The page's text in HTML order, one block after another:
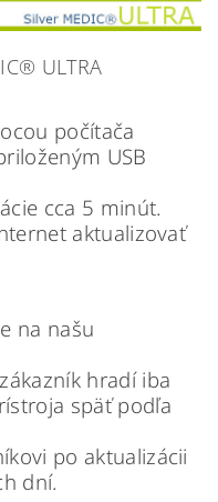
ULTRA
počítača
USB
cca 5 minút.
aktualizovať
na našu
hradí iba
späť podľa
po aktualizácii
dní.